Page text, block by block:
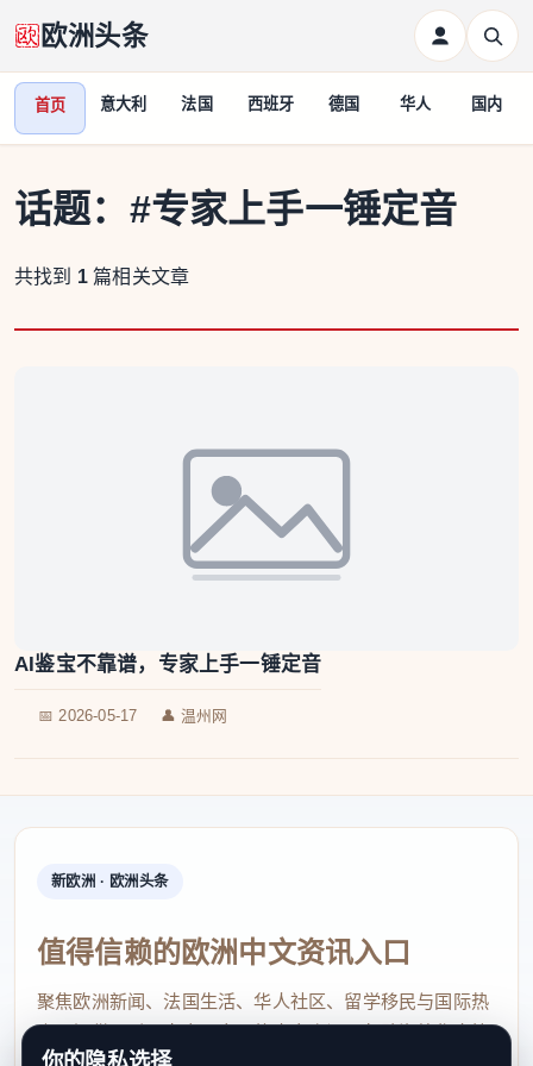
欧洲头条
首页 意大利 法国 西班牙 德国 华人 国内
话题： #专家上手一锤定音
共找到 1 篇相关文章
AI鉴宝不靠谱，专家上手一锤定音
📅 2026-05-17 👤 温州网
新欧洲 · 欧洲头条
值得信赖的欧洲中文资讯入口
聚焦欧洲新闻、法国生活、华人社区、留学移民与国际热
点，提供及时、真实、实用的中文资讯，帮助海外华人快
你的隐私选择